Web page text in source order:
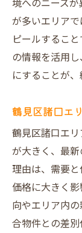
境へのニーズ
が多いエリア
ピールするこ
の情報を活用
にすることが
鶴見区諸口エ
鶴見区諸口エ
が大きく、最新
理由は、需要
価格に大きく
向やエリア内
合物件との差